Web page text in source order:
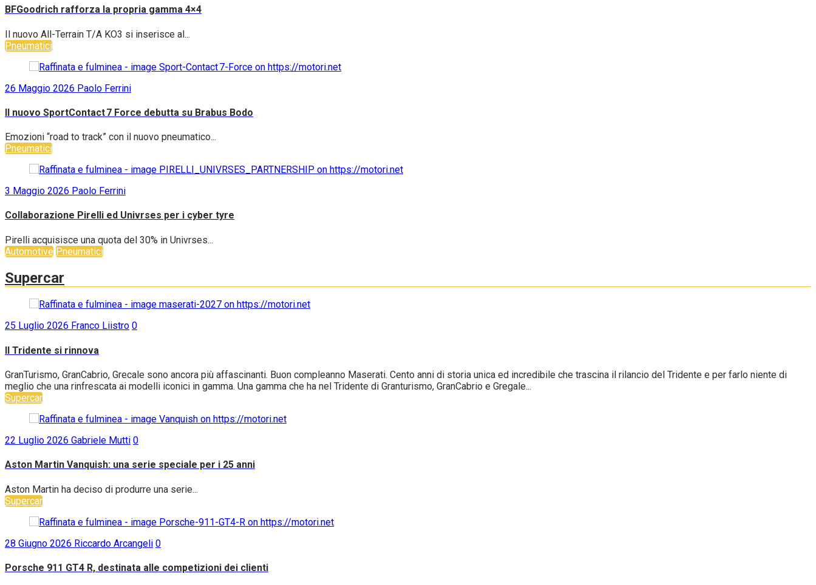
BFGoodrich rafforza la propria gamma 4×4
Il nuovo All-Terrain T/A KO3 si inserisce al...
Pneumatici
26 Maggio 2026 Paolo Ferrini
Il nuovo SportContact 7 Force debutta su Brabus Bodo
Emozioni “road to track” con il nuovo pneumatico...
Pneumatici
3 Maggio 2026 Paolo Ferrini
Collaborazione Pirelli ed Univrses per i cyber tyre
Pirelli acquisisce una quota del 30% in Univrses...
Automotive Pneumatici
Supercar
25 Luglio 2026 Franco Liistro 0
Il Tridente si rinnova
GranTurismo, GranCabrio, Grecale sono ancora più affascinanti. Buon compleanno Maserati. Cento anni di storia unica ed incredibile che trascina il rilancio del Tridente e per farlo niente di
meglio che una rinfrescata ai modelli iconici in gamma. Una gamma che ha nel Tridente di Granturismo, GranCabrio e Gregale...
Supercar
22 Luglio 2026 Gabriele Mutti 0
Aston Martin Vanquish: una serie speciale per i 25 anni
Aston Martin ha deciso di produrre una serie...
Supercar
28 Giugno 2026 Riccardo Arcangeli 0
Porsche 911 GT4 R, destinata alle competizioni dei clienti